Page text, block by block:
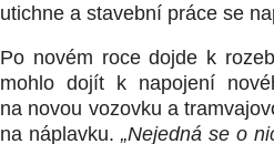
utichne a stavební práce se
Po novém roce dojde k
mohlo dojít k napojení
na novou vozovku a
na náplavku. „Nejedná se o